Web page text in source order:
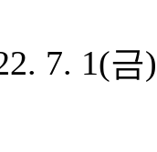
7. 1(금)